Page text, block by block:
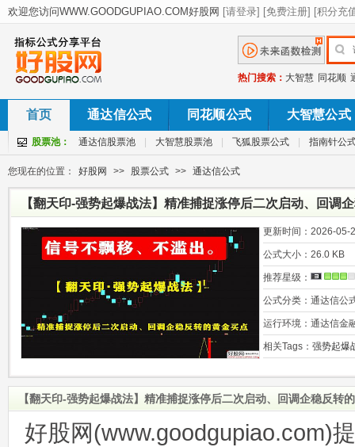
热门搜索： 大智慧 同花顺
首页 通达信公式 同花顺公式 大智慧公式
股票池： 通达信股票池 大智慧股票池 飞狐股票公式 指南针公
您现在的位置： 好股网 >> 股票公式 >> 通达信公式
【翻天印-强势起爆战法】精准捕捉涨停后二次启动、回调
更新时间： 2026-05-
公式大小： 26.0 KB
推荐星级：
公式分类： 通达信公
运行环境： 通达信金
相关Tags： 强势起爆
【翻天印-强势起爆战法】精准捕捉涨停后二次启动、回调企稳反转
好股网(www.goodgupiao.com)